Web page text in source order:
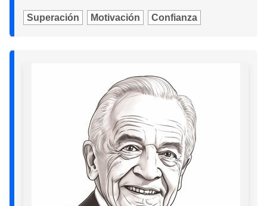
Superación Motivación Confianza